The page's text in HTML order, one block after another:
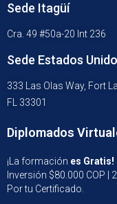
Sede Itagüí
Cra. 49 #50a-20 Int 236
Sede Estados
333 Las Olas Way, Fort
FL 33301
Diplomados
¡La formación es Gratis!
Inversión $80.000 COP |
Por tu Certificado.